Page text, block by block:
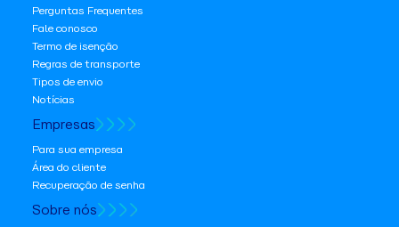
Perguntas Frequentes
Fale conosco
Termo de isenção
Regras de transporte
Tipos de envio
Notícias
Empresas
Para sua empresa
Área do cliente
Recuperação de senha
Sobre nós